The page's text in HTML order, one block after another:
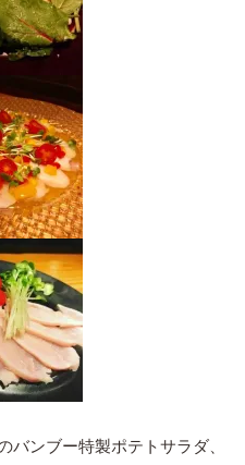
バンブー特製ポテトサラダ、